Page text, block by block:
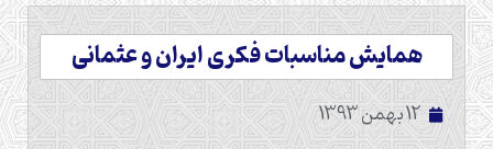
همایش مناسبات فکری ایران و عثمانی
12 بهمن 1393